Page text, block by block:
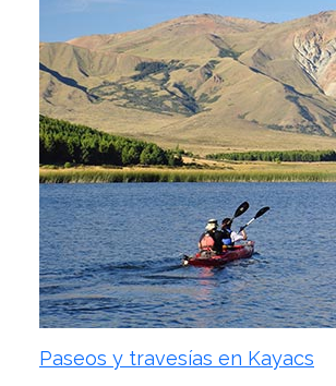
Paseos y travesías en Kayacs